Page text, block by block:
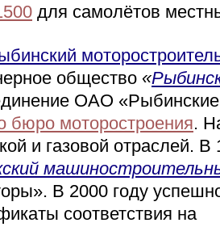
для самолётов
общество «
ОАО
бюро моторостроения.
и газовой отраслей. В
В 2000 году
соответствия на